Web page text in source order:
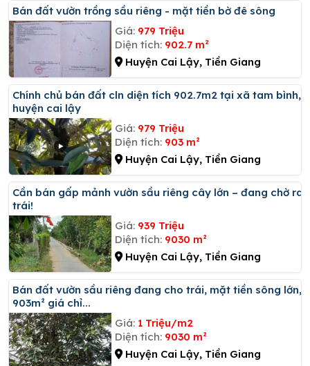
Bán đất vườn trồng sầu riêng - mặt tiền bờ đê sông
Giá: 979 Triệu
Diện tích: 902.7 m²
Huyện Cai Lậy, Tiền Giang
Chính chủ bán đất cln diện tích 902.7m2 tại xã tam bình,
huyện cai lậy
Giá: 979 Triệu
Diện tích: 903 m²
Huyện Cai Lậy, Tiền Giang
Cần bán gấp mảnh vườn sầu riêng cây lớn – đang chờ ra
trái!
Giá: 939 Triệu
Diện tích: 9030 m²
Huyện Cai Lậy, Tiền Giang
Bán đất vườn sầu riêng đang cho trái, mặt tiền sông lớn,
903m² giá chỉ...
Giá: 1 Triệu/m2
Diện tích: 9030 m²
Huyện Cai Lậy, Tiền Giang